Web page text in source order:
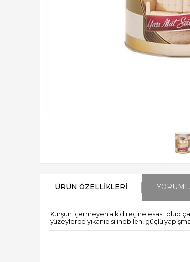
ÜRÜN ÖZELLIKLERI
Kurşun içermeyen alkid reçine esaslı olup
yüzeylerde yıkanıp silinebilen, güçlü